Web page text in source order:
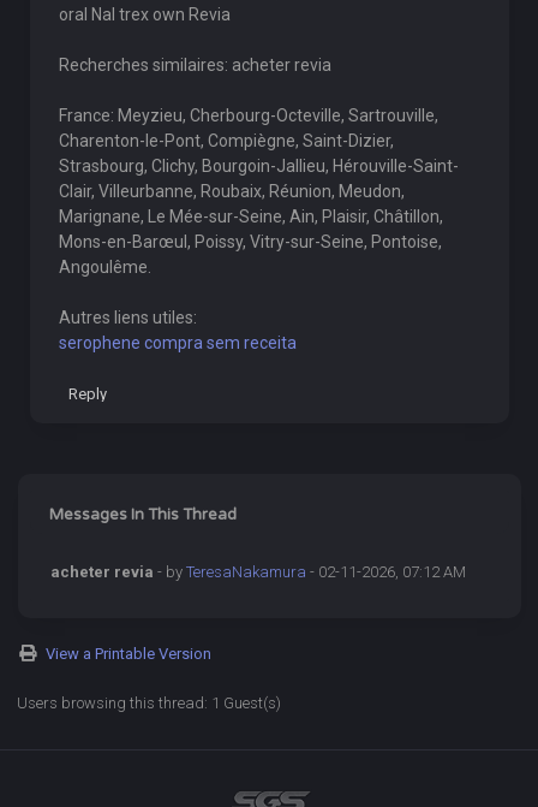
oral Nal trex own Revia
Recherches similaires: acheter revia
France: Meyzieu, Cherbourg-Octeville, Sartrouville,
Charenton-le-Pont, Compiègne, Saint-Dizier,
Strasbourg, Clichy, Bourgoin-Jallieu, Hérouville-Saint-
Clair, Villeurbanne, Roubaix, Réunion, Meudon,
Marignane, Le Mée-sur-Seine, Ain, Plaisir, Châtillon,
Mons-en-Barœul, Poissy, Vitry-sur-Seine, Pontoise,
Angoulême.
Autres liens utiles:
serophene compra sem receita
Reply
Messages In This Thread
acheter revia - byTeresaNakamura - 02-11-2026, 07:12 AM
View a Printable Version
Users browsing this thread: 1 Guest(s)